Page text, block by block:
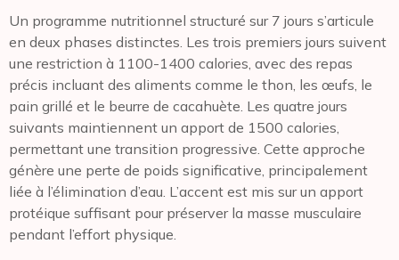
Un programme nutritionnel structuré sur 7 jours s’articule
en deux phases distinctes. Les trois premiers jours suivent
une restriction à 1100-1400 calories, avec des repas
précis incluant des aliments comme le thon, les œufs, le
pain grillé et le beurre de cacahuète. Les quatre jours
suivants maintiennent un apport de 1500 calories,
permettant une transition progressive. Cette approche
génère une perte de poids significative, principalement
liée à l’élimination d’eau. L’accent est mis sur un apport
protéique suffisant pour préserver la masse musculaire
pendant l’effort physique.